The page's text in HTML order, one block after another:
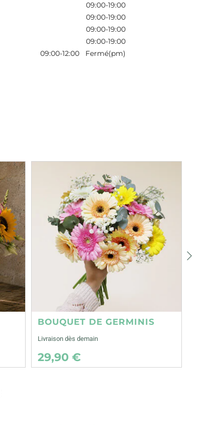
09:00-19:00
09:00-19:00
09:00-19:00
09:00-19:00
09:00-12:00 Fermé(pm)
BOUQUET DE GERMINIS
Livraison dès demain
29,90 €